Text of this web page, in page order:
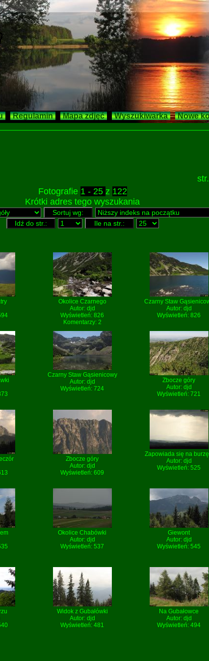
Regulamin Mapa zdjęć Wyszukiwarka Nowe
Fotografie 1 - 25 z 122
Krótki adres tego wyszukania
Okolice Czarnego
Autor: djd
Wyświetleń: 826
Komentarzy: 2
Czarny Staw
Autor: djd
Wyświetleń: 826
Czarny Staw Gąsienicowy
Autor: djd
Wyświetleń: 724
Zbocze góry
Autor: djd
Wyświetleń: 721
Zbocze góry
Autor: djd
Wyświetleń: 609
Zapowiada się na
Autor: djd
Wyświetleń: 525
Okolice Chabówki
Autor: djd
Wyświetleń: 537
Giewont
Autor: djd
Wyświetleń: 545
Widok z Gubałówki
Autor: djd
Wyświetleń: 481
Na Gubałowce
Autor: djd
Wyświetleń: 494